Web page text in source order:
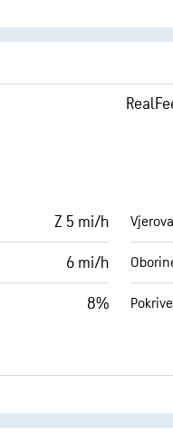
Z 5 mi/h
6 mi/h
8%